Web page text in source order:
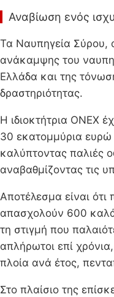
Αναβίωση ενός
Τα Ναυπηγεία Σύρου,
ανάκαμψης του
Ελλάδα και της
δραστηριότητας.
Η ιδιοκτήτρια ONEX
30 εκατομμύρια
καλύπτοντας παλιές
αναβαθμίζοντας τις
Αποτέλεσμα είναι ότι
απασχολούν 600
τη στιγμή που
απλήρωτοι επί
πλοία ανά έτος,
Στο πλαίσιο της